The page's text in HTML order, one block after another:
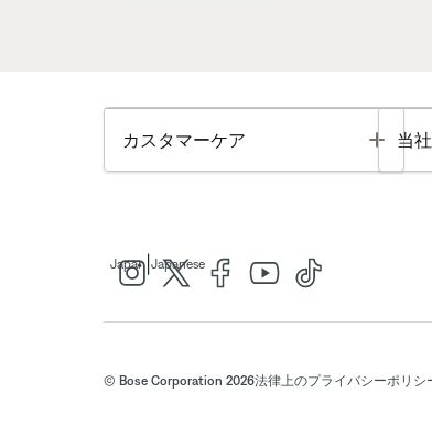
カスタマーケア Toggle
当社
Japan Japanese
© Bose Corporation 2026法律上のプライバシーポリシ